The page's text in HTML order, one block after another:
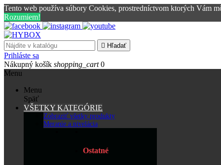
Tento web používa súbory Cookies, prostredníctvom ktorých Vám
Rozumiem!
 Hľadať
Prihláste sa
Nákupný košík shopping_cart 0
Menu
Menu
Späť
VŠETKY KATEGÓRIE
Zobraziť všetky produkty
Meranie a nivelácia
Ostatné